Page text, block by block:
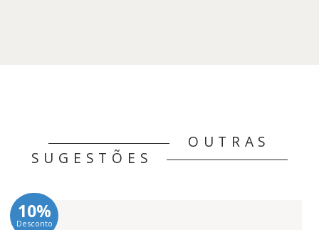
OUTRAS
SUGESTÕES
10%
Desconto